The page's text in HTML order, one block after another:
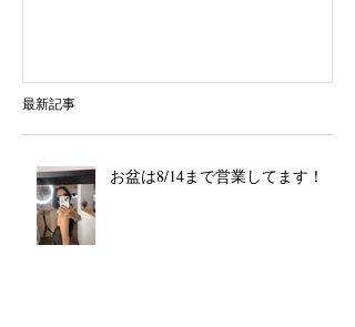
最新記事
お盆は8/14まで営業してます！